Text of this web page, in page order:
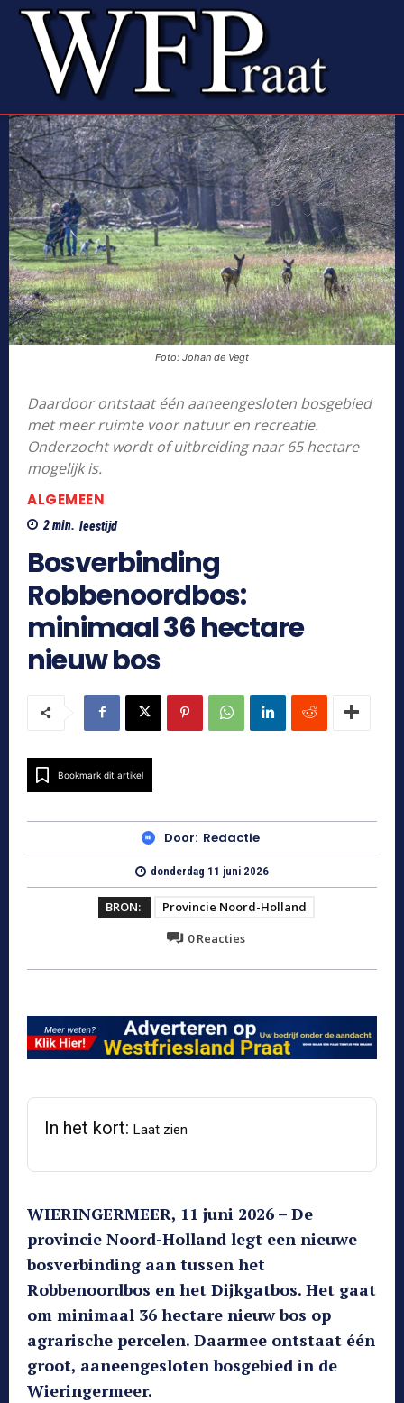
Foto: Johan de Vegt
Daardoor ontstaat één aaneengesloten bosgebied
met meer ruimte voor natuur en recreatie.
Onderzocht wordt of uitbreiding naar 65 hectare
mogelijk is.
ALGEMEEN
2min. leestijd
Bosverbinding
Robbenoordbos:
minimaal 36 hectare
nieuw bos
Bookmark dit artikel
Door: Redactie
donderdag 11 juni 2026
BRON:
Provincie Noord-Holland
0Reacties
In het kort: Laat zien
WIERINGERMEER, 11 juni 2026 – De
provincie Noord-Holland legt een nieuwe
bosverbinding aan tussen het
Robbenoordbos en het Dijkgatbos. Het gaat
om minimaal 36 hectare nieuw bos op
agrarische percelen. Daarmee ontstaat één
groot, aaneengesloten bosgebied in de
Wieringermeer.